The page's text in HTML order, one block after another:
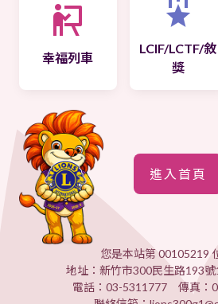
幸福列車
LCIF/LCTF/敘
獎
進入首頁
您是本站第 00105219
地址：新竹市300民生路193
電話：03-5311777 傳真：